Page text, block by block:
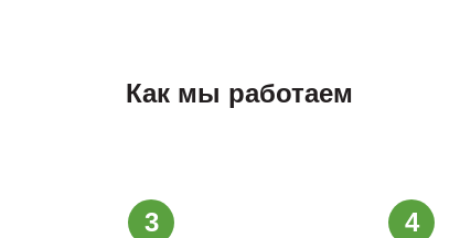
Как мы работаем
3 4